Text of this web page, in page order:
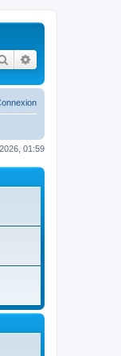
Rechercher
01:59